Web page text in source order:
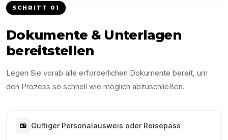
SCHRITT 01
Dokumente & Unterlagen
bereitstellen
Legen Sie vorab alle erforderlichen Dokumente bereit, um
den Prozess so schnell wie möglich abzuschließen.
Gültiger Personalausweis oder Reisepass